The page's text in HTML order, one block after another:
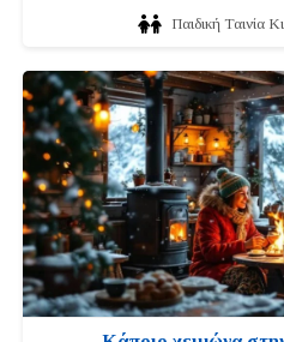
Παιδική Ταινία